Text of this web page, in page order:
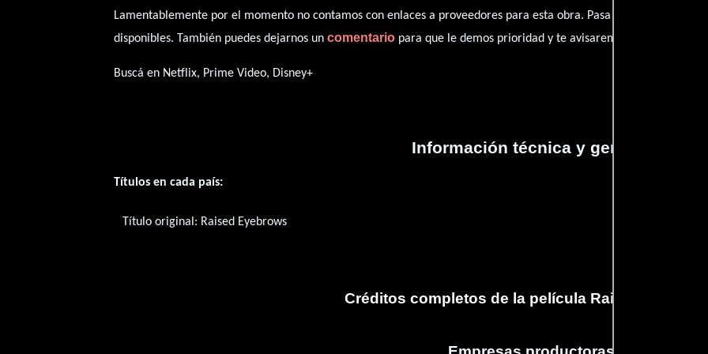
Lamentablemente por el momento no contamos con enlaces a proveedores para esta obra. Pasa por nuestro
disponibles. También puedes dejarnos uncomentario para que le demos prioridad y te avisaremos cuando se
Buscá en Netflix, Prime Video, Disney+
Información técnica y general
Títulos en cada país:
Título original: Raised Eyebrows
Créditos completos de la película Raised